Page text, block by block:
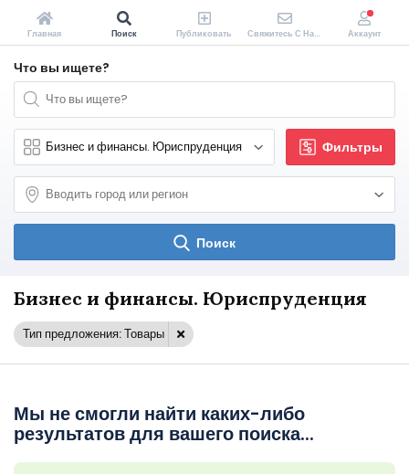
Что вы ищете?
Фильтры
Поиск
Бизнес и финансы. Юриспруденция
Тип предложения: Товары
Мы не смогли найти каких-либо
результатов для вашего поиска...
Главная Поиск Публиковать Свяжитесь С Нами Аккаунт